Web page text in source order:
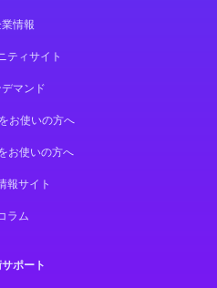
情報
ティサイト
マンド
お使いの方へ
お使いの方へ
報サイト
ラム
ポート